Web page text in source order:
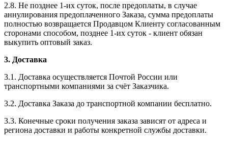
2.8. Не позднее 1-их суток, после предоплаты, в случае
аннулирования предоплаченного Заказа, сумма предоплаты
полностью возвращается Продавцом Клиенту согласованным
сторонами способом, позднее 1-их суток - клиент обязан
выкупить оптовый заказ.
3. Доставка
3.1. Доставка осуществляется Почтой России или
транспортными компаниями за счёт Заказчика.
3.2. Доставка Заказа до транспортной компании бесплатно.
3.3. Конечные сроки получения заказа зависят от адреса и
региона доставки и работы конкретной службы доставки.